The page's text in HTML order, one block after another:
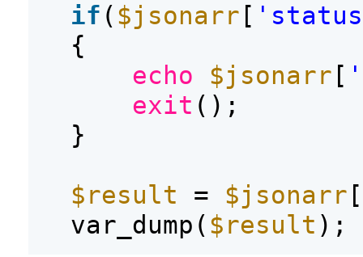
if ($jsonarr [
{
echo
$jsonarr [
exit ();
}
$result = $jsonarr [
var_dump($result );